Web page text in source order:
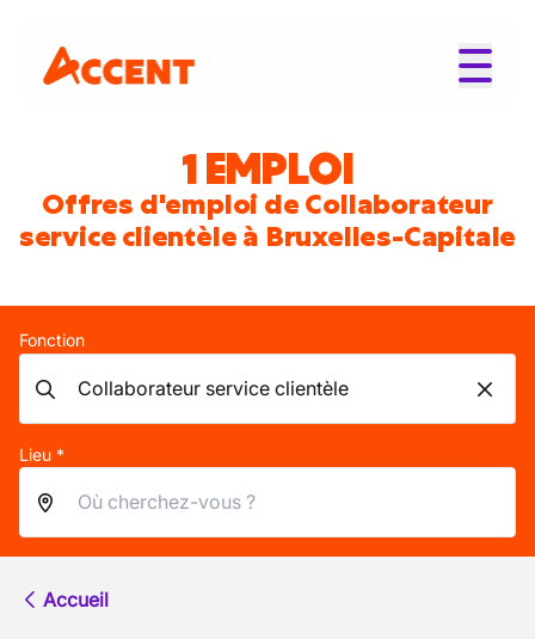
1 EMPLOI
Offres d'emploi de Collaborateur
service clientèle à Bruxelles-Capitale
Fonction
Lieu *
Accueil